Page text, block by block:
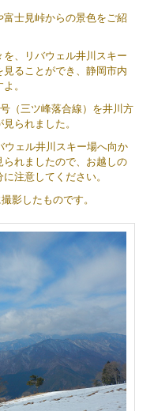
士見峠からの景色をご紹
、リバウェル井川スキー
ることができ、静岡市内
。
（三ツ峰落合線）を井川方
られました。
ウェル井川スキー場へ向か
れましたので、お越しの
注意してください。
影したものです。